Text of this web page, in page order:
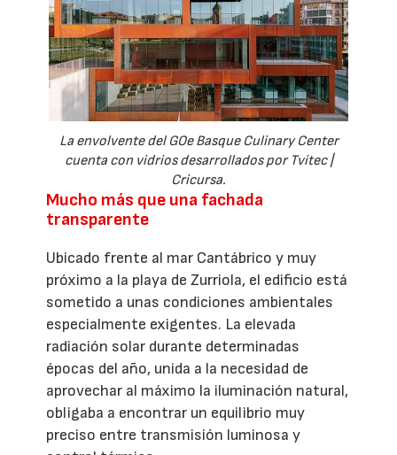
La envolvente del GOe Basque Culinary Center
cuenta con vidrios desarrollados por Tvitec |
Cricursa.
Mucho más que una fachada
transparente
Ubicado frente al mar Cantábrico y muy
próximo a la playa de Zurriola, el edificio está
sometido a unas condiciones ambientales
especialmente exigentes. La elevada
radiación solar durante determinadas
épocas del año, unida a la necesidad de
aprovechar al máximo la iluminación natural,
obligaba a encontrar un equilibrio muy
preciso entre transmisión luminosa y